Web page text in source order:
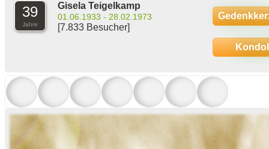
39
Jahre
Gisela Teigelkamp
01.06.1933 - 28.02.1973
[7.833 Besucher]